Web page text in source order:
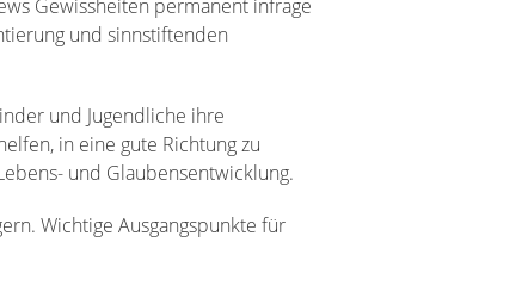
Gewissheiten permanent infrage
und sinnstiftenden
und Jugendliche ihre
in eine gute Richtung zu
und Glaubensentwicklung.
Wichtige Ausgangspunkte für